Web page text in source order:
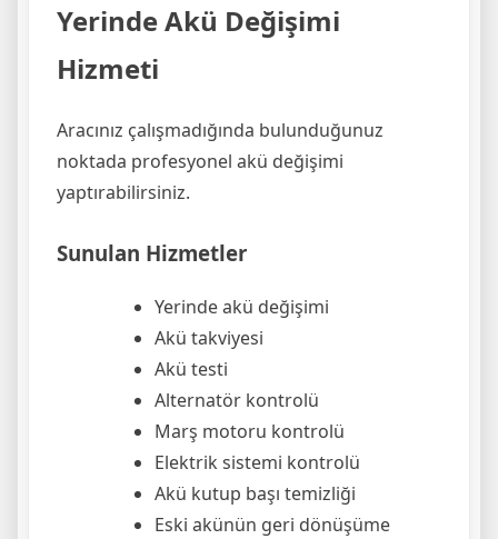
Yerinde Akü Değişimi
Hizmeti
Aracınız çalışmadığında bulunduğunuz
noktada profesyonel akü değişimi
yaptırabilirsiniz.
Sunulan Hizmetler
Yerinde akü değişimi
Akü takviyesi
Akü testi
Alternatör kontrolü
Marş motoru kontrolü
Elektrik sistemi kontrolü
Akü kutup başı temizliği
Eski akünün geri dönüşüme